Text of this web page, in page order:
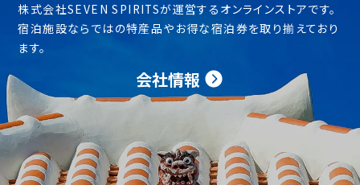
株式会社SEVEN SPIRITSが運営するオンラインストアです。
宿泊施設ならではの特産品やお得な宿泊券を取り揃えており
ます。
会社情報